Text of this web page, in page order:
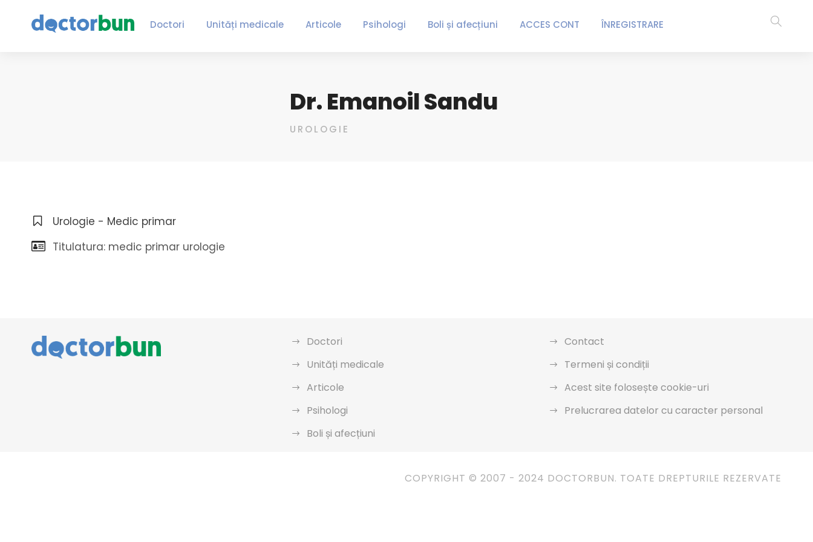
Doctori Unități medicale Articole Psihologi Boli și afecțiuni ACCES CONT ÎNREGISTRARE
Dr. Emanoil Sandu
UROLOGIE
Urologie - Medic primar
Titulatura: medic primar urologie
Doctori
Unități medicale
Articole
Psihologi
Boli și afecțiuni
Contact
Termeni și condiții
Acest site folosește cookie-uri
Prelucrarea datelor cu caracter personal
COPYRIGHT © 2007 - 2024 DOCTORBUN. TOATE DREPTURILE REZERVATE